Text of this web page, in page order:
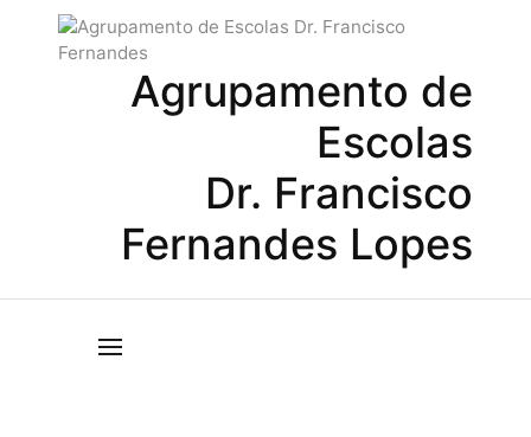
Agrupamento de
Escolas
Dr. Francisco
Fernandes Lopes